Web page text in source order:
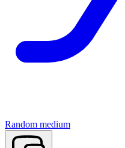
Random medium